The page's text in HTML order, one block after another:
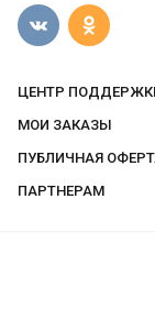
ЦЕНТР
МОИ ЗАКАЗЫ
ПУБЛИЧНАЯ
ПАРТНЕРАМ